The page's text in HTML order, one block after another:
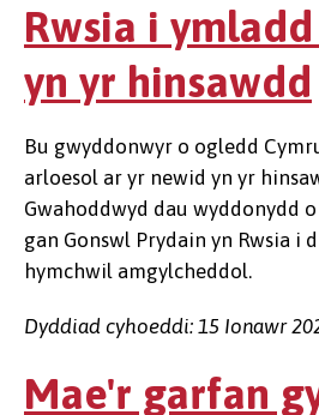
Rwsia i
yn yr hinsawdd
Bu gwyddonwyr o ogledd
arloesol ar yr newid yn yr
Gwahoddwyd dau wyddonydd
gan Gonswl Prydain yn Rwsia i
hymchwil amgylcheddol.
Dyddiad cyhoeddi: 15 Ionawr
Mae'r garfan